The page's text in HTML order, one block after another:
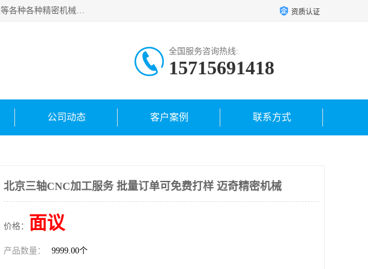
公司主要承接深圳精密零配件加工,非标零部配件加工,家具零配件加工,治具零配件加工,安徽精密零配件加工等各种各种精密机械加工，欢迎来来电咨询！ 资质认证
全国服务咨询热线:
15715691418
公司动态 客户案例 联系方式
北京三轴CNC加工服务 批量订单可免费打样 迈奇精密机械
价格： 面议
产品数量： 9999.00个